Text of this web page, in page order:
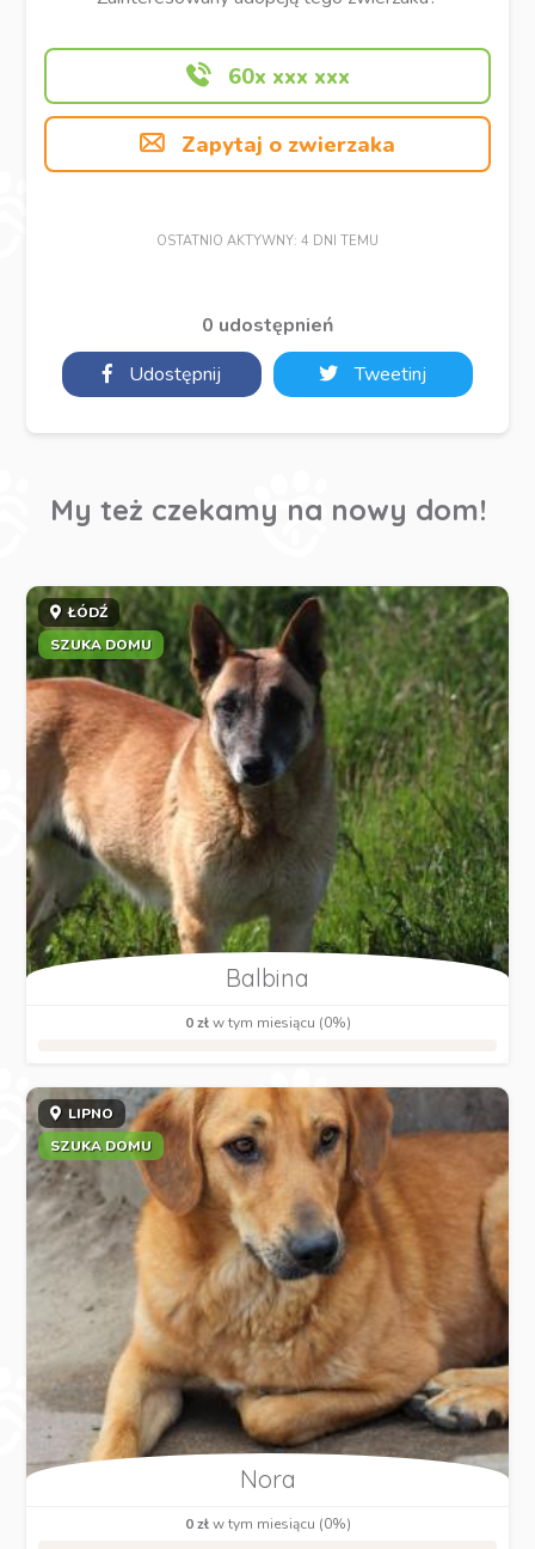
60x xxx xxx
Zapytaj o zwierzaka
OSTATNIO AKTYWNY: 4 DNI TEMU
0 udostępnień
Udostępnij
Tweetinj
My też czekamy na nowy dom!
ŁÓDŹ
SZUKA DOMU
Balbina
0 złw tym miesiącu (0%)
LIPNO
SZUKA DOMU
Nora
0 złw tym miesiącu (0%)